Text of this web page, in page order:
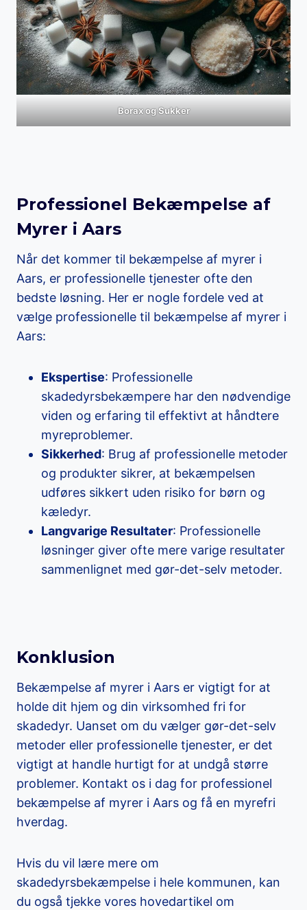
Borax og Sukker
Professionel Bekæmpelse af
Myrer i Aars
Når det kommer til bekæmpelse af myrer i
Aars, er professionelle tjenester ofte den
bedste løsning. Her er nogle fordele ved at
vælge professionelle til bekæmpelse af myrer i
Aars:
Ekspertise: Professionelle
skadedyrsbekæmpere har den nødvendige
viden og erfaring til effektivt at håndtere
myreproblemer.
Sikkerhed: Brug af professionelle metoder
og produkter sikrer, at bekæmpelsen
udføres sikkert uden risiko for børn og
kæledyr.
Langvarige Resultater: Professionelle
løsninger giver ofte mere varige resultater
sammenlignet med gør-det-selv metoder.
Konklusion
Bekæmpelse af myrer i Aars er vigtigt for at
holde dit hjem og din virksomhed fri for
skadedyr. Uanset om du vælger gør-det-selv
metoder eller professionelle tjenester, er det
vigtigt at handle hurtigt for at undgå større
problemer. Kontakt os i dag for professionel
bekæmpelse af myrer i Aars og få en myrefri
hverdag.
Hvis du vil lære mere om
skadedyrsbekæmpelse i hele kommunen, kan
du også tjekke vores hovedartikel om